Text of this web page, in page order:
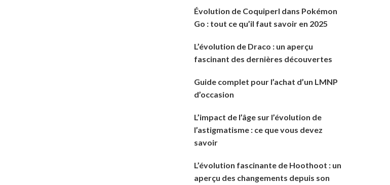
Évolution de Coquiperl dans Pokémon
Go : tout ce qu’il faut savoir en 2025
L’évolution de Draco : un aperçu
fascinant des dernières découvertes
Guide complet pour l’achat d’un LMNP
d’occasion
L’impact de l’âge sur l’évolution de
l’astigmatisme : ce que vous devez
savoir
L’évolution fascinante de Hoothoot : un
aperçu des changements depuis son